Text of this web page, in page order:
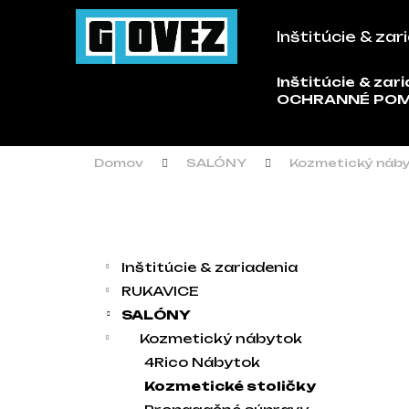
Prejsť na obsah
Inštitúcie &
Inštitúcie &
OCHRANNÉ
Domov SALÓNY Kozmetický
Inštitúcie & zariadenia
RUKAVICE
SALÓNY
Kozmetický nábytok
4Rico Nábytok
Kozmetické stoličky
Späť
Späť